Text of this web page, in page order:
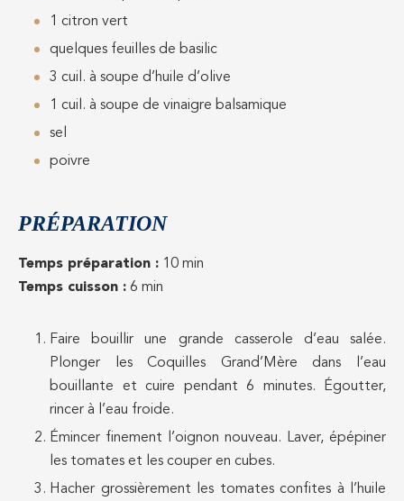
1 citron vert
quelques feuilles de basilic
3 cuil. à soupe d’huile d’olive
1 cuil. à soupe de vinaigre balsamique
sel
poivre
PRÉPARATION
Temps préparation : 10 min
Temps cuisson : 6 min
Faire bouillir une grande casserole d’eau salée.
Plonger les Coquilles Grand’Mère dans l’eau
bouillante et cuire pendant 6 minutes. Égoutter,
rincer à l’eau froide.
Émincer finement l’oignon nouveau. Laver, épépiner
les tomates et les couper en cubes.
Hacher grossièrement les tomates confites à l’huile